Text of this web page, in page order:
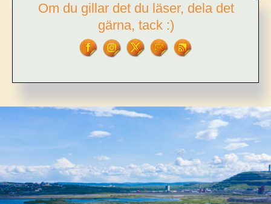
FORTSÄTT LÄSA OM
SMÅSKALIG
MATPRODUKTION
LEAVE A COMMENT
Om du gillar det du läser, dela det
gärna, tack :)